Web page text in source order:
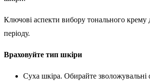
Ключові аспекти вибору тонального крему
періоду.
Враховуйте тип шкіри
Суха шкіра. Обирайте зволожувальні